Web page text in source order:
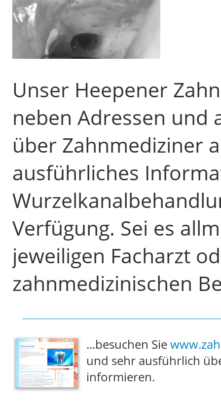
Unser Heepener
neben Adressen
über Zahnmediziner
ausführliches
Verfügung. Sei es
jeweiligen Facharzt
zahnmedizinischen
...besuchen Sie
und sehr ausführlich
informieren.